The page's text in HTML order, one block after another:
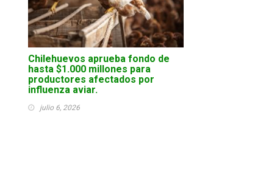
Chilehuevos aprueba fondo de
hasta $1.000 millones para
productores afectados por
influenza aviar.
julio 6, 2026